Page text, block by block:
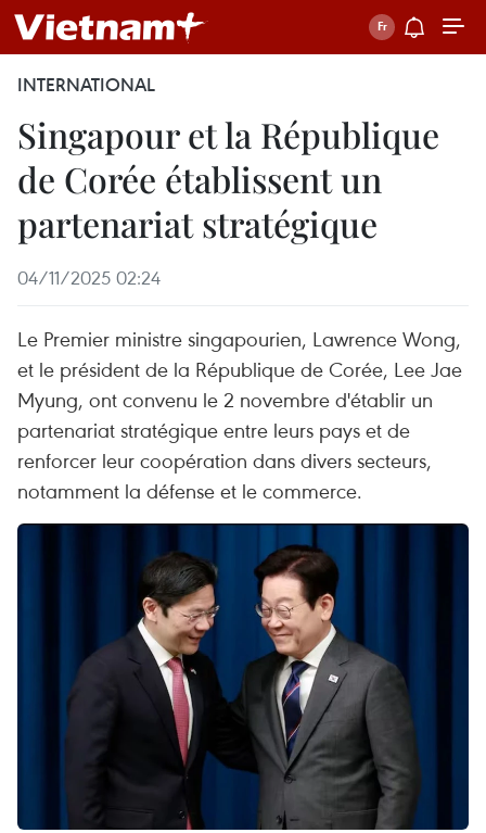
INTERNATIONAL
Singapour et la République
de Corée établissent un
partenariat stratégique
04/11/2025 02:24
Le Premier ministre singapourien, Lawrence Wong,
et le président de la République de Corée, Lee Jae
Myung, ont convenu le 2 novembre d'établir un
partenariat stratégique entre leurs pays et de
renforcer leur coopération dans divers secteurs,
notamment la défense et le commerce.